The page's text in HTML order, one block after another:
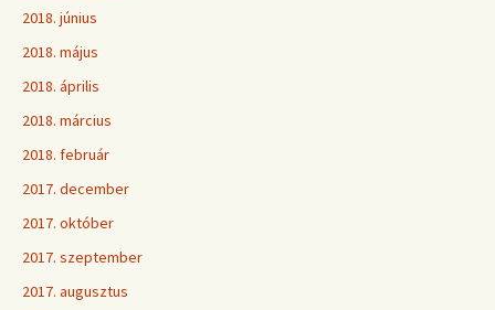
2018. június
2018. május
2018. április
2018. március
2018. február
2017. december
2017. október
2017. szeptember
2017. augusztus